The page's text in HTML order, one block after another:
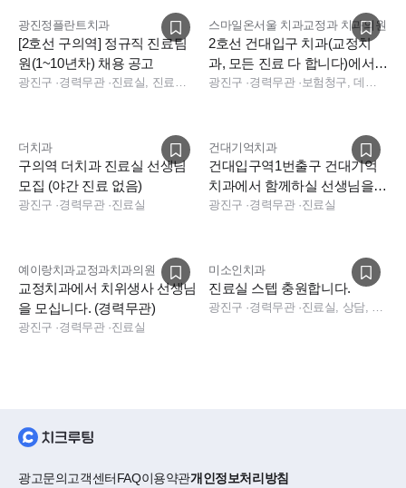
광진정플란트치과
[2호선 구의역] 정규직 진료팀
원(1~10년차) 채용 공고
광진구 ·경력무관· 진료실, 진료팀장, 상담, 데스크
스마일온서울 치과교정과 치과의원
2호선 건대입구 치과(교정치
과, 모든 진료 다 합니다)에서
진료실 선생님 구합니다!
광진구 ·경력무관· 보험청구, 데스크, 진료팀장, 진료실, 상담, 실장, 총괄실장
더치과
구의역 더치과 진료실 선생님
모집 (야간 진료 없음)
광진구 ·경력무관·진료실
건대기억치과
건대입구역1번출구 건대기억
치과에서 함께하실 선생님을
모십니다(저년차환영,연차별최
광진구 ·경력무관·진료실
예이랑치과교정과치과의원
교정치과에서 치위생사 선생님
을 모십니다. (경력무관)
광진구 ·경력무관·진료실
미소인치과
진료실 스텝 충원합니다.
광진구 ·경력무관· 진료실, 상담, 데스크, 진료실, 상담, 데스크
광고문의고객센터FAQ이용약관개인정보처리방침